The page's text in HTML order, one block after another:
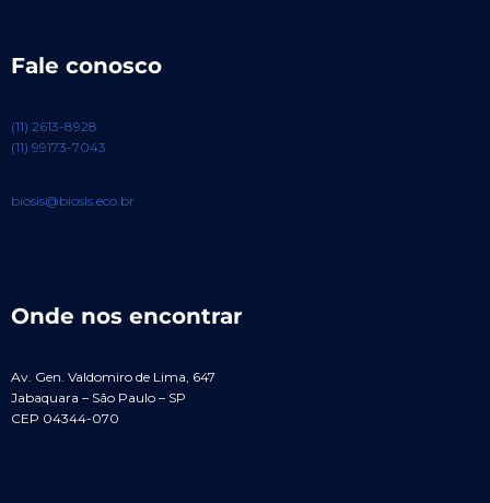
Fale conosco
(11) 2613-8928
(11) 99173-7043
biosis@biosis.eco.br
Onde nos encontrar
Av. Gen. Valdomiro de Lima, 647
Jabaquara – São Paulo – SP
CEP 04344-070